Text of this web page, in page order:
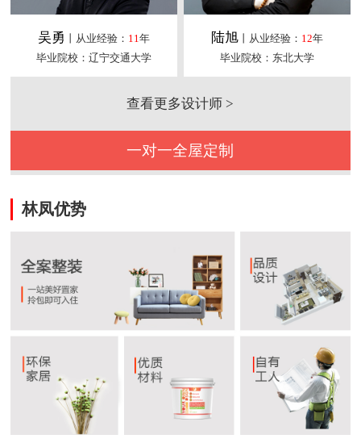
吴勇 丨从业经验： 11年
毕业院校：辽宁交通大学
陆旭丨从业经验： 12年
毕业院校：东北大学
查看更多设计师 >
一对一全屋定制
林凤优势